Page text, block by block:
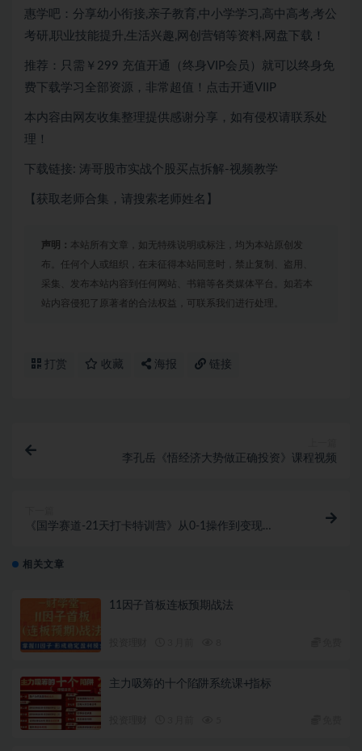
惠学吧：分享幼小衔接,亲子教育,中小学学习,高中高考,考公
考研,职业技能提升,生活兴趣,网创营销等资料,网盘下载！
推荐：只需￥299 充值开通（终身VIP会员）就可以终身免
费下载学习全部资源，非常超值！点击开通VIIP
本内容由网友收集整理提供感谢分享，如有侵权请联系处
理！
下载链接: 涛哥股市实战个股买点拆解-视频教学
【获取老师合集，请搜索老师姓名】
声明： 本站所有文章，如无特殊说明或标注，均为本站原创发
布。任何个人或组织，在未征得本站同意时，禁止复制、盗用、
采集、发布本站内容到任何网站、书籍等各类媒体平台。如若本
站内容侵犯了原著者的合法权益，可联系我们进行处理。
打赏 收藏 海报 链接
李孔岳《悟经济大势做正确投资》课程视频
《国学赛道-21天打卡特训营》从0-1操作到变现
相关文章
11因子首板连板预期战法
主力吸筹的十个陷阱系统课+指标